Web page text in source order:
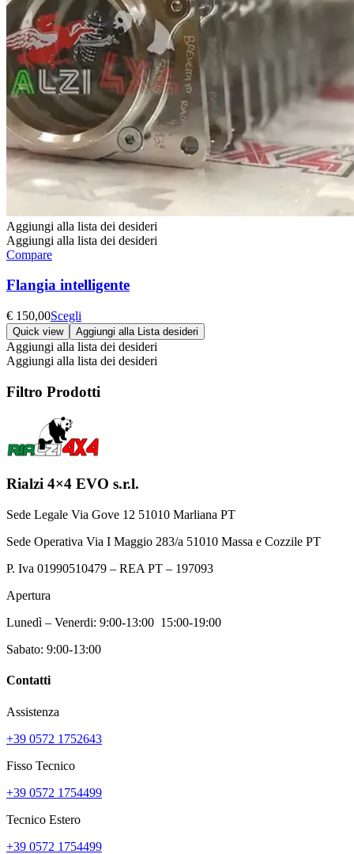
Aggiungi alla lista dei desideri
Aggiungi alla lista dei desideri
Compare
Flangia intelligente
€ 150,00Scegli
prodotto
ha
più
Le
opzioni
scelte
nella
del
Quick view Aggiungi alla Lista desideri
Aggiungi alla lista dei desideri
Aggiungi alla lista dei desideri
Filtro Prodotti
Rialzi 4×4 EVO s.r.l.
Sede Legale Via Gove 12 51010 Marliana PT
Sede Operativa Via I Maggio 283/a 51010 Massa e Cozzile PT
P. Iva 01990510479 – REA PT – 197093
Apertura
Lunedì – Venerdi: 9:00-13:00 15:00-19:00
Sabato: 9:00-13:00
Contatti
Assistenza
+39 0572 1752643
Fisso Tecnico
+39 0572 1754499
Tecnico Estero
+39 0572 1754499